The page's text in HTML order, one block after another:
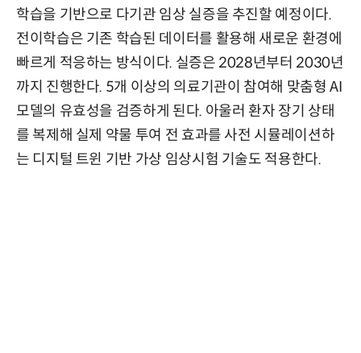
학습을 기반으로 다기관 임상 실증을 추진할 예정이다.
전이학습은 기존 학습된 데이터를 활용해 새로운 환경에
빠르게 적응하는 방식이다. 실증은 2028년부터 2030년
까지 진행한다. 5개 이상의 의료기관이 참여해 맞춤형 AI
모델의 유효성을 검증하게 된다. 아울러 환자 장기 상태
를 복제해 실제 약물 투여 전 효과를 사전 시뮬레이션하
는 디지털 트윈 기반 가상 임상시험 기술도 적용한다.